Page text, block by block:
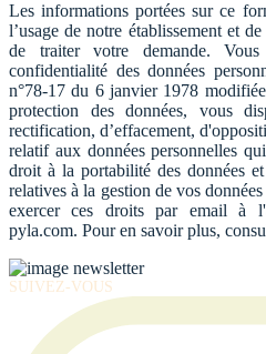
Les informations portées sur ce
l’usage de notre établissement et
de traiter votre demande.
confidentialité des données
n°78-17 du 6 janvier 1978
protection des données, vous
rectification, d’effacement,
relatif aux données personnelles
droit à la portabilité des données
relatives à la gestion de vos
exercer ces droits par email à
pyla.com. Pour en savoir plus,
SUIVEZ-VOUS